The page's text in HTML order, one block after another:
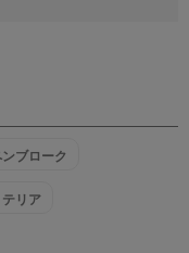
ブローク
リア